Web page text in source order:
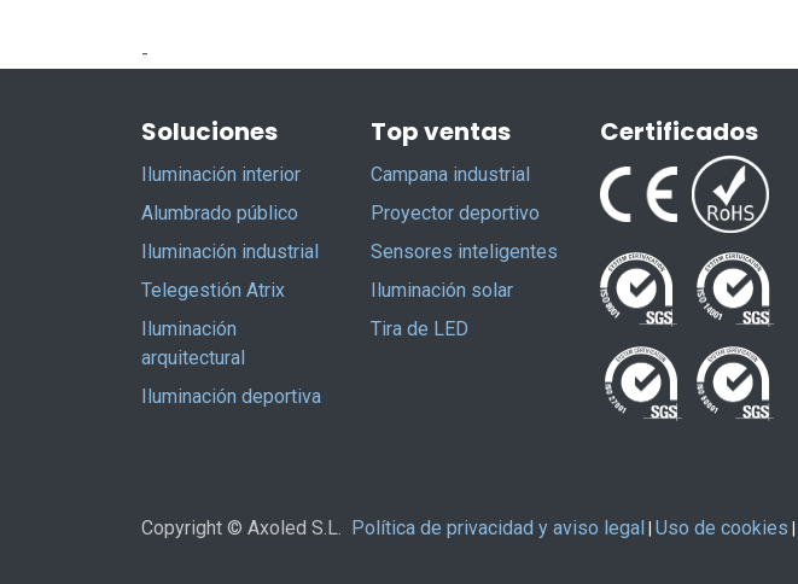
-
Soluciones
Iluminación interior
Alumbrado público
Iluminación industrial
Telegestión Atrix
Iluminación
arquitectural
Iluminación deportiva
Top ventas
Campana industrial
Proyector deportivo
Sensores inteligentes
Iluminación solar
Tira de LED
Certificados
Copyright © Axoled S.L. Política de privacidad y aviso legal Uso de cookies